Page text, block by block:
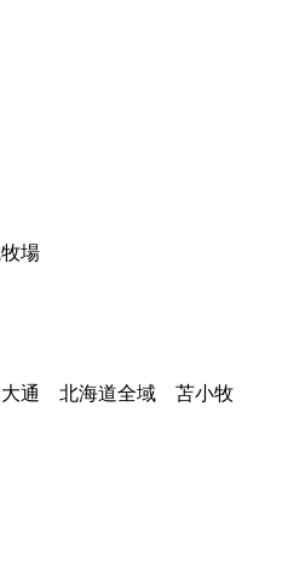
場
大通 北海道全域 苫小牧